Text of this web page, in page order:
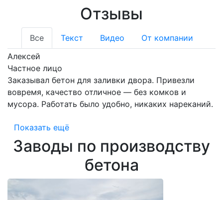
Отзывы
Все Текст Видео
От компании
Алексей
Частное лицо
Заказывал бетон для заливки двора. Привезли
вовремя, качество отличное — без комков и
мусора. Работать было удобно, никаких нареканий.
Показать ещё
Заводы по производству
бетона